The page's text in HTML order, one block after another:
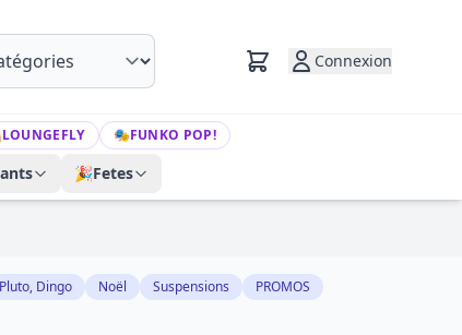
Connexion
LOUNGEFLY 🎭FUNKO POP!
🎉Fetes
Dingo Noël Suspensions
PROMOS